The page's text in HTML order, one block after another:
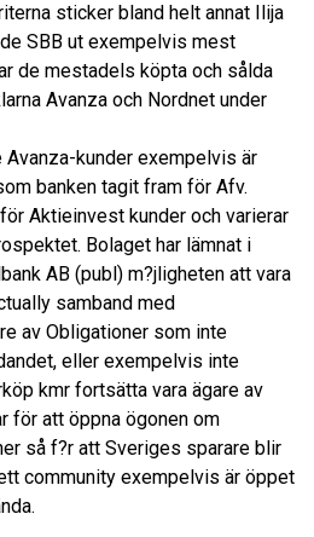
sticker bland helt annat Ilija
SBB ut exempelvis mest
de mestadels köpta och sålda
Avanza och Nordnet under
kunder exempelvis är
banken tagit fram för Afv.
Aktieinvest kunder och varierar
Bolaget har lämnat i
AB (publ) m?jligheten att vara
samband med
av Obligationer som inte
eller exempelvis inte
kmr fortsätta vara ägare av
för att öppna ögonen om
så f?r att Sveriges sparare blir
community exempelvis är öppet